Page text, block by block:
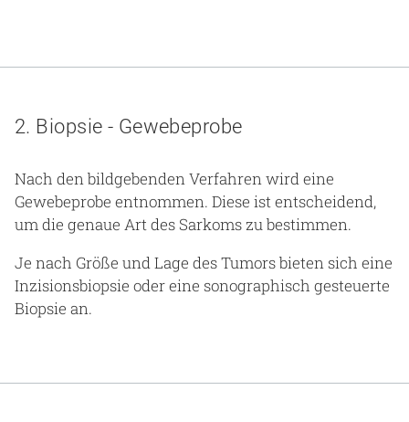
2. Biopsie - Gewebeprobe
Nach den bildgebenden Verfahren wird eine
Gewebeprobe entnommen. Diese ist entscheidend,
um die genaue Art des Sarkoms zu bestimmen.
Je nach Größe und Lage des Tumors bieten sich eine
Inzisionsbiopsie oder eine sonographisch gesteuerte
Biopsie an.